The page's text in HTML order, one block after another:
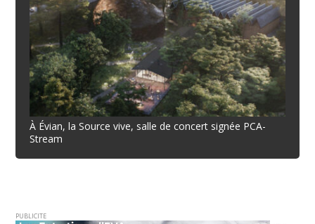
À Évian, la Source vive, salle de concert signée PCA-
Stream
PUBLICITE